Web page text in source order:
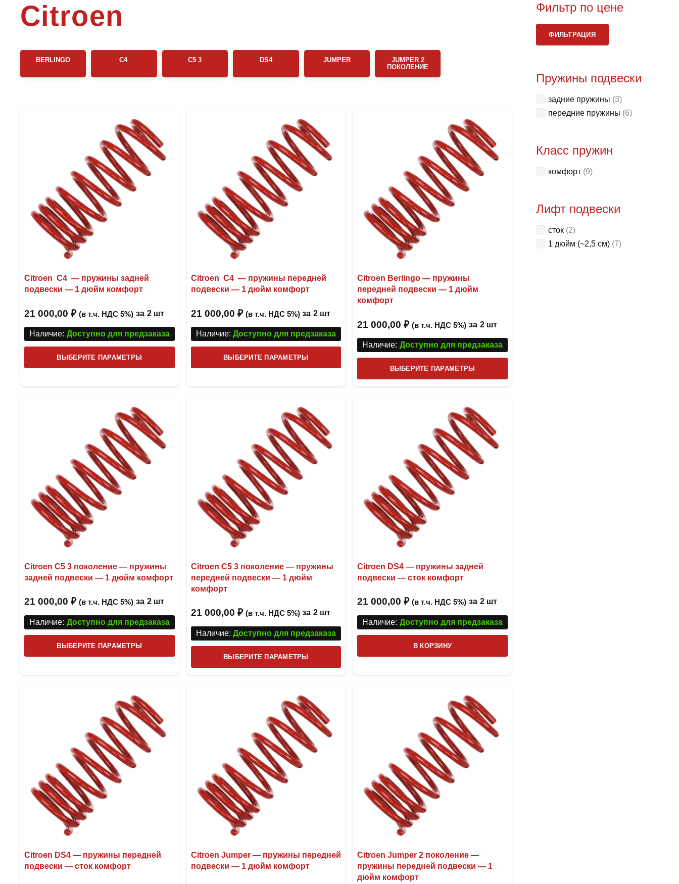
Citroen
BERLINGO C4 C5 3 DS4 JUMPER
JUMPER 2
ПОКОЛЕНИЕ
Citroen C4 — пружины задней
подвески — 1 дюйм комфорт
21 000,00 ₽ (в т.ч. НДС 5%) за 2 шт
Наличие: Доступно для предзаказа
ВЫБЕРИТЕ ПАРАМЕТРЫ
товар
Citroen C4 — пружины передней
подвески — 1 дюйм комфорт
21 000,00 ₽ (в т.ч. НДС 5%) за 2 шт
Наличие: Доступно для предзаказа
ВЫБЕРИТЕ ПАРАМЕТРЫ
товар
имеет
Citroen Berlingo — пружины
передней подвески — 1 дюйм
комфорт
21 000,00₽ (в т.ч. НДС 5%) за 2 шт
Наличие: Доступно для предзаказа
ВЫБЕРИТЕ ПАРАМЕТРЫ
товар
Citroen C5 3 поколение — пружины
задней подвески — 1 дюйм комфорт
21 000,00 ₽ (в т.ч. НДС 5%) за 2 шт
Наличие: Доступно для предзаказа
ВЫБЕРИТЕ ПАРАМЕТРЫ
товар
имеет
Citroen C5 3 поколение — пружины
передней подвески — 1 дюйм
комфорт
21 000,00 ₽ (в т.ч. НДС 5%) за 2 шт
Наличие: Доступно для предзаказа
ВЫБЕРИТЕ ПАРАМЕТРЫ
товар
Citroen DS4 — пружины задней
подвески — сток комфорт
21 000,00₽ (в т.ч. НДС 5%) за 2 шт
Наличие: Доступно для предзаказа
В КОРЗИНУ
Citroen DS4 — пружины передней
подвески — сток комфорт
Citroen Jumper — пружины передней
подвески — 1 дюйм комфорт
Citroen Jumper 2 поколение —
пружины передней подвески — 1
дюйм комфорт
Фильтр по цене
ФИЛЬТРАЦИЯ
Пружины подвески
задние пружины (3)
передние пружины (6)
Класс пружин
комфорт (9)
Лифт подвески
сток (2)
1 дюйм (~2,5 см) (7)